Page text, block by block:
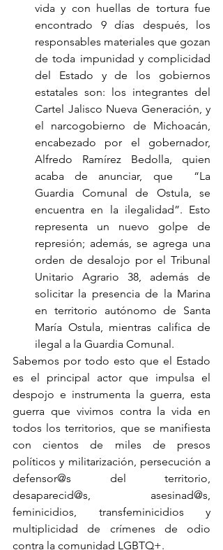
vida y con huellas de tortura fue
encontrado 9 días después, los
responsables materiales que gozan
de toda impunidad y complicidad
del Estado y de los gobiernos
estatales son: los integrantes del
Cartel Jalisco Nueva Generación, y
el narcogobierno de Michoacán,
encabezado por el gobernador,
Alfredo Ramírez Bedolla, quien
acaba de anunciar, que  “La
Guardia Comunal de Ostula, se
encuentra en la ilegalidad”. Esto
representa un nuevo golpe de
represión; además, se agrega una
orden de desalojo por el Tribunal
Unitario Agrario 38, además de
solicitar la presencia de la Marina
en territorio autónomo de Santa
María Ostula, mientras califica de
ilegal a la Guardia Comunal.
Sabemos por todo esto que el Estado
es el principal actor que impulsa el
despojo e instrumenta la guerra, esta
guerra que vivimos contra la vida en
todos los territorios, que se manifiesta
con cientos de miles de presos
políticos y militarización, persecución a
defensor@s del territorio,
desaparecid@s, asesinad@s,
feminicidios, transfeminicidios y
multiplicidad de crímenes de odio
contra la comunidad LGBTQ+.